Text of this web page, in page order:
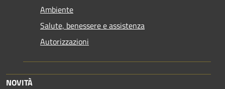
Ambiente
Salute, benessere e assistenza
Autorizzazioni
NOVITÀ